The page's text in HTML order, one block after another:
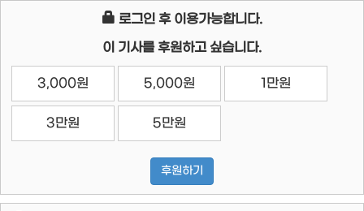
로그인 후 이용가능합니다.
이 기사를 후원하고 싶습니다.
3,000원 5,000원 1만원
3만원 5만원
후원하기